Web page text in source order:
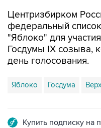
Центризбирком
федеральный
"Яблоко" для
Госдумы IX созыва,
день голосования.
Яблоко Госдума
Купить подписку на